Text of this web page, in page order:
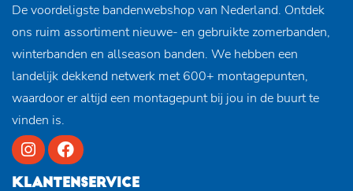
De voordeligste bandenwebshop van Nederland. Ontdek
ons ruim assortiment nieuwe- en gebruikte zomerbanden,
winterbanden en allseason banden. We hebben een
landelijk dekkend netwerk met 600+ montagepunten,
waardoor er altijd een montagepunt bij jou in de buurt te
vinden is.
KLANTENSERVICE